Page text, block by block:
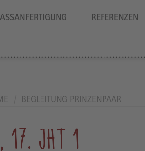
REFERENZEN
BEGLEITUNG PRINZENPAAR
17. JHT 1